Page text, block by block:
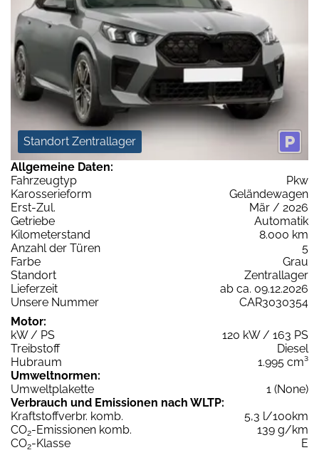
Standort Zentrallager
Allgemeine Daten:
Fahrzeugtyp
Pkw
Karosserieform
Geländewagen
Erst-Zul.
Mär / 2026
Getriebe
Automatik
Kilometerstand
8.000 km
Anzahl der Türen
5
Farbe
Grau
Standort
Zentrallager
Lieferzeit
ab ca. 09.12.2026
Unsere Nummer
CAR3030354
Motor:
kW / PS
120 kW / 163 PS
Treibstoff
Diesel
Hubraum
1.995 cm³
Umweltnormen:
Umweltplakette
1 (None)
Verbrauch und Emissionen nach WLTP:
Kraftstoffverbr. komb.
5,3 l/100km
CO2-Emissionen komb.
139 g/km
CO2-Klasse
E